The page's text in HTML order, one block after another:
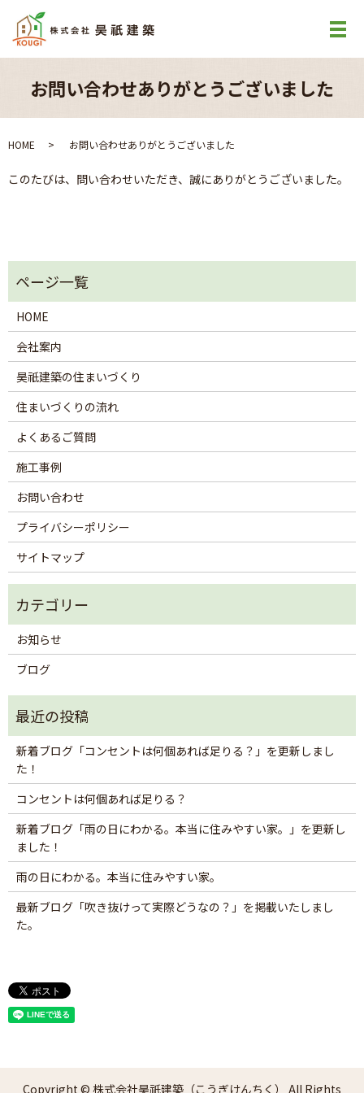
お問い合わせありがとうございました
HOME お問い合わせありがとうございました
このたびは、問い合わせいただき、誠にありがとうございました。
HOME
会社案内
昊祇建築の住まいづくり
住まいづくりの流れ
よくあるご質問
施工事例
お問い合わせ
プライバシーポリシー
サイトマップ
お知らせ
ブログ
新着ブログ「コンセントは何個あれば足りる？」を更新しまし
た！
コンセントは何個あれば足りる？
新着ブログ「雨の日にわかる。本当に住みやすい家。」を更新し
ました！
雨の日にわかる。本当に住みやすい家。
最新ブログ「吹き抜けって実際どうなの？」を掲載いたしまし
た。
Copyright © 株式会社昊祇建築（こうぎけんちく） All Rights